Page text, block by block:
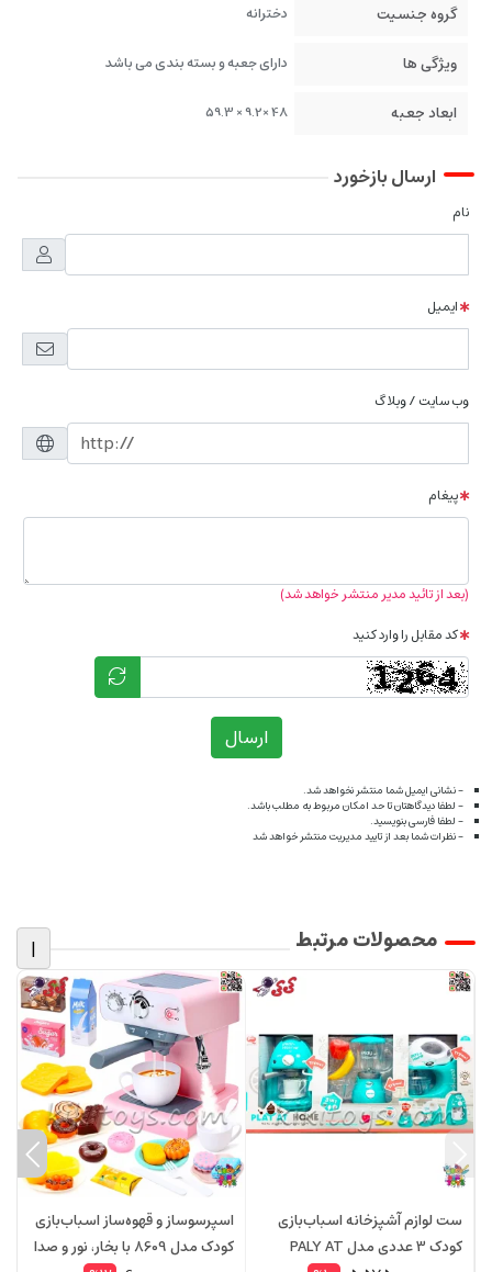
گروه جنسیت دخترانه
ویژگی ها دارای جعبه و بسته بندی می باشد
ابعاد جعبه 48 ×9.2 × 59.3
ارسال بازخورد
نام
ایمیل
وب سایت / وبلاگ
پیغام
(بعد از تائید مدیر منتشر خواهد شد)
کد مقابل را وارد کنید
ارسال
- نشانی ایمیل شما منتشر نخواهد شد.
- لطفا دیدگاهتان تا حد امکان مربوط به مطلب باشد.
- لطفا فارسی بنویسید.
- نظرات شما بعد از تایید مدیریت منتشر خواهد شد
محصولات مرتبط |
ست لوازم آشپزخانه اسباب‌بازی
کودک 3 عددی مدل PALY AT
اسپرسوساز و قهوه‌ساز اسباب‌بازی
کودک مدل 8609 با بخار، نور و صدا